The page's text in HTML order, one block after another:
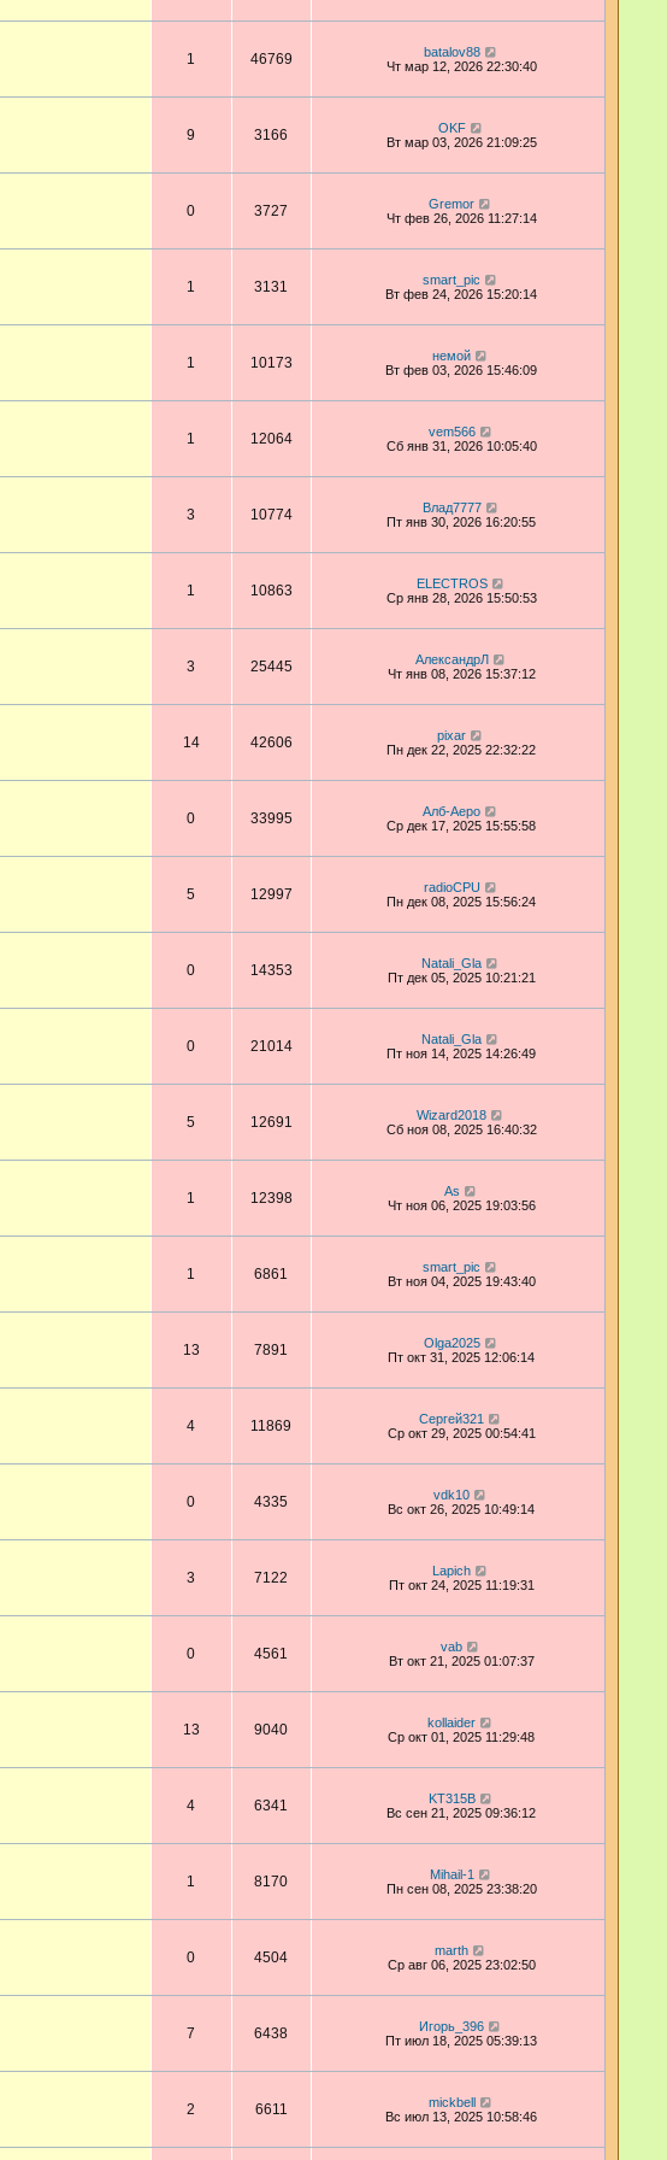
1 46769
batalov88
Чт мар 12, 2026 22:30:40
9 3166
OKF
Вт мар 03, 2026 21:09:25
0 3727
Gremor
Чт фев 26, 2026 11:27:14
1 3131
smart_pic
Вт фев 24, 2026 15:20:14
1 10173
немой
Вт фев 03, 2026 15:46:09
1 12064
vem566
Сб янв 31, 2026 10:05:40
3 10774
Влад7777
Пт янв 30, 2026 16:20:55
1 10863
ELECTROS
Ср янв 28, 2026 15:50:53
3 25445
АлександрЛ
Чт янв 08, 2026 15:37:12
14 42606
pixar
Пн дек 22, 2025 22:32:22
0 33995
Алб-Аеро
Ср дек 17, 2025 15:55:58
5 12997
radioCPU
Пн дек 08, 2025 15:56:24
0 14353
Natali_Gla
Пт дек 05, 2025 10:21:21
0 21014
Natali_Gla
Пт ноя 14, 2025 14:26:49
5 12691
Wizard2018
Сб ноя 08, 2025 16:40:32
1 12398
As
Чт ноя 06, 2025 19:03:56
1 6861
smart_pic
Вт ноя 04, 2025 19:43:40
13 7891
Olga2025
Пт окт 31, 2025 12:06:14
4 11869
Сергей321
Ср окт 29, 2025 00:54:41
0 4335
vdk10
Вс окт 26, 2025 10:49:14
3 7122
Lapich
Пт окт 24, 2025 11:19:31
0 4561
vab
Вт окт 21, 2025 01:07:37
13 9040
kollaider
Ср окт 01, 2025 11:29:48
4 6341
KT315B
Вс сен 21, 2025 09:36:12
1 8170
Mihail-1
Пн сен 08, 2025 23:38:20
0 4504
marth
Ср авг 06, 2025 23:02:50
7 6438
Игорь_396
Пт июл 18, 2025 05:39:13
2 6611
mickbell
Вс июл 13, 2025 10:58:46